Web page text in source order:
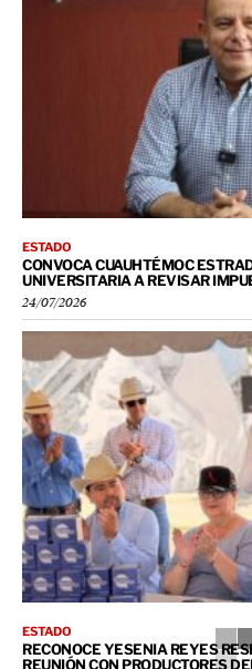
ESTADO
CONVOCA CUAUHTÉMOC
UNIVERSITARIA A REVISAR
24/07/2026
ESTADO
RECONOCE YESENIA REYES
REUNIÓN CON PRODUCTORES